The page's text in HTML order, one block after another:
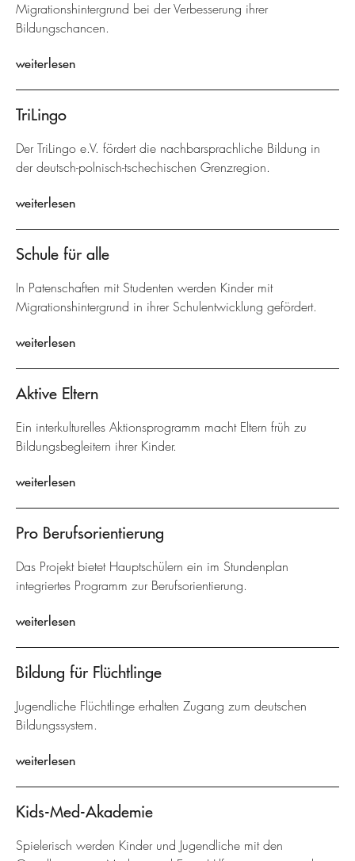
Migrationshintergrund bei der Verbesserung ihrer
Bildungschancen.
weiterlesen
TriLingo
Der TriLingo e.V. fördert die nachbarsprachliche Bildung in
der deutsch-polnisch-tschechischen Grenzregion.
weiterlesen
Schule für alle
In Patenschaften mit Studenten werden Kinder mit
Migrationshintergrund in ihrer Schulentwicklung gefördert.
weiterlesen
Aktive Eltern
Ein interkulturelles Aktionsprogramm macht Eltern früh zu
Bildungsbegleitern ihrer Kinder.
weiterlesen
Pro Berufsorientierung
Das Projekt bietet Hauptschülern ein im Stundenplan
integriertes Programm zur Berufsorientierung.
weiterlesen
Bildung für Flüchtlinge
Jugendliche Flüchtlinge erhalten Zugang zum deutschen
Bildungssystem.
weiterlesen
Kids-Med-Akademie
Spielerisch werden Kinder und Jugendliche mit den